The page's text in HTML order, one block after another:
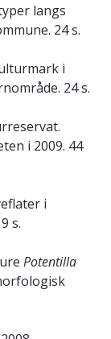
langs
24 s.
i
24 s.
i 2009. 44
i
s.
Potentilla